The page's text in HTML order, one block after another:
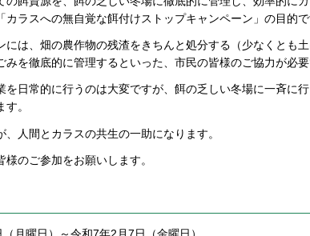
カラスへの無自覚な餌付けストップキャンペーン」の目的で
には、畑の農作物の残渣をきちんと処分する（少なくとも
みを徹底的に管理するといった、市民の皆様のご協力が必要
を日常的に行うのは大変ですが、餌の乏しい冬場に一斉に
。
、人間とカラスの共生の一助になります。
様のご参加をお願いします。